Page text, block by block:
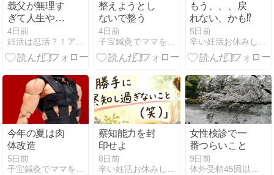
義父が無理す
ぎて人生やり
直し-90【読者
さん妊活／妊
娠体験談73】
4日前
整えようとし
ないで整う
4日前
もう、、、戻
れない、かも⁉️
5日前
今年の夏は肉
体改造
5日前
察知能力を封
印せよ
8日前
女性検診で一
番つらいこと
9日前